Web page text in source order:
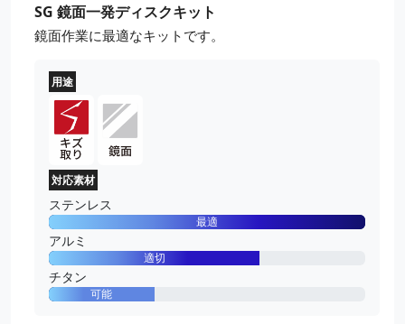
粒度(#)： 1000
外径(mm)： 100
厚さ(mm)：
10
SG 鏡面一発ディスクキット
鏡面作業に最適なキットです。
用途
対応素材
ステンレス
最適
アルミ
適切
チタン
可能